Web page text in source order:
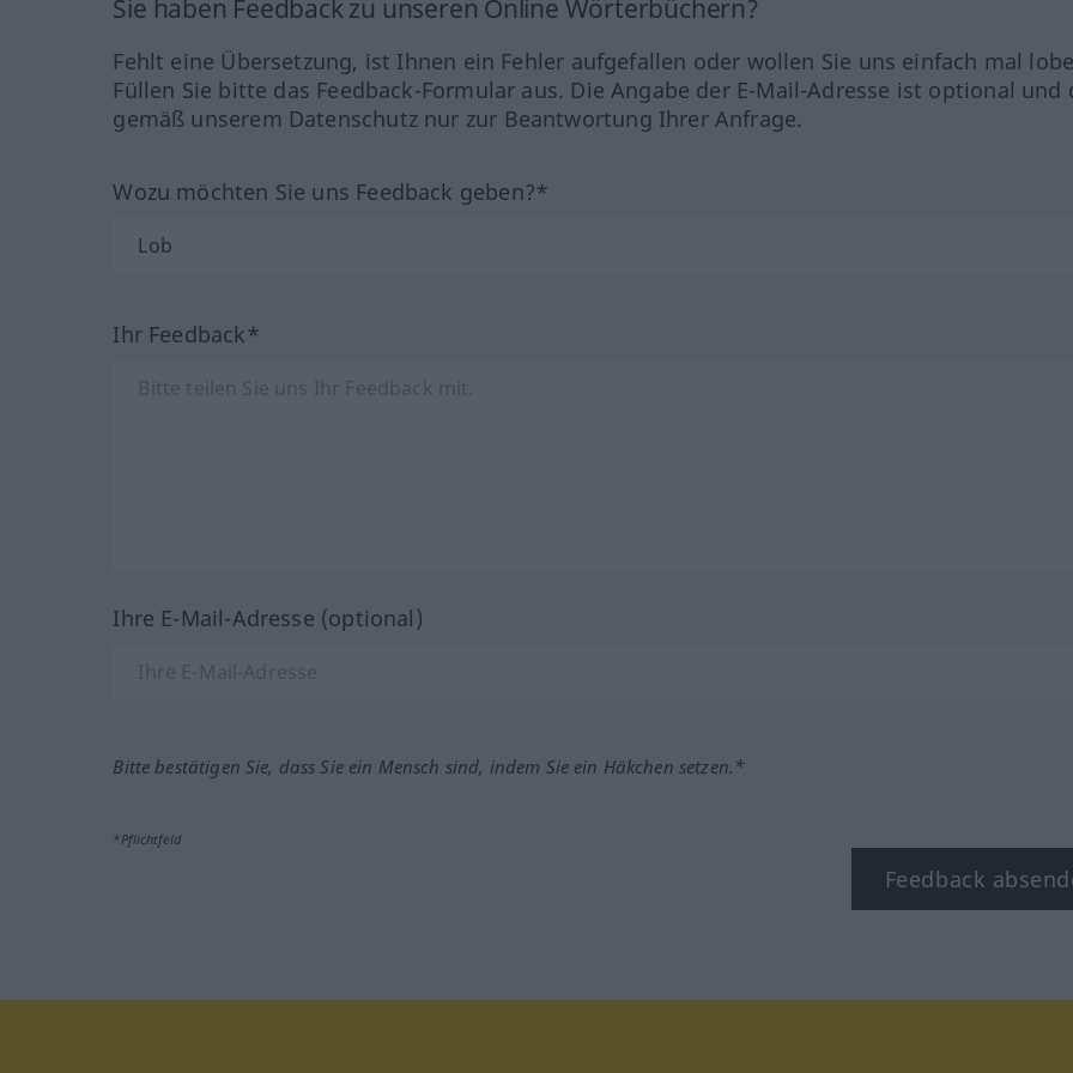
Sie haben Feedback zu unseren Online Wörterbüchern?
Fehlt eine Übersetzung, ist Ihnen ein Fehler aufgefallen oder wollen Sie uns einfach mal
Füllen Sie bitte das Feedback-Formular aus. Die Angabe der E-Mail-Adresse ist optional und
gemäß unserem Datenschutz nur zur Beantwortung Ihrer Anfrage.
Wozu möchten Sie uns Feedback geben?*
Ihr Feedback*
Ihre E-Mail-Adresse (optional)
Bitte bestätigen Sie, dass Sie ein Mensch sind, indem Sie ein Häkchen setzen.*
*Pflichtfeld
Feedback